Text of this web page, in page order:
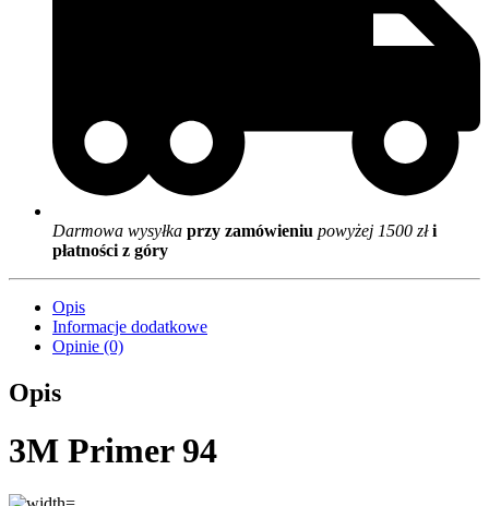
Darmowa wysyłka przy zamówieniu powyżej 1500 złi
płatności z góry
Opis
Informacje dodatkowe
Opinie (0)
Opis
3M Primer 94